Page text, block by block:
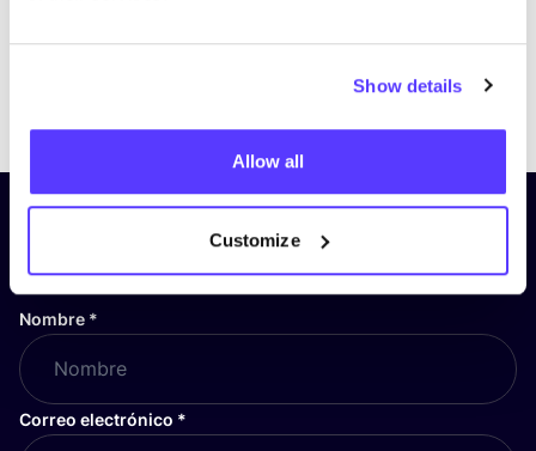
Show details
Allow all
Customize
PreviousNext
¡Suscríbete a nuestro boletín
y mantente informado!
Nombre *
Correo electrónico *